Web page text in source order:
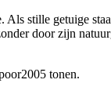
stille getuige
door zijn
tonen.